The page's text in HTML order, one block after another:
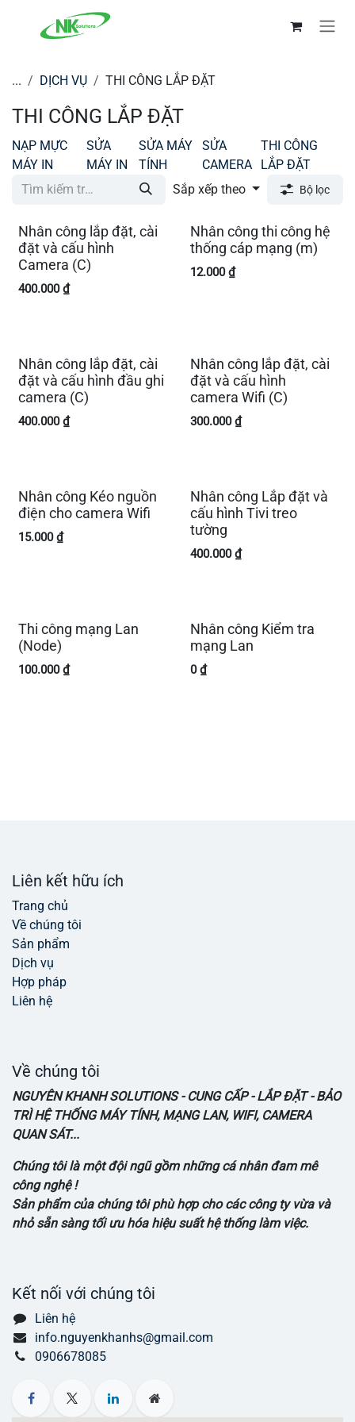
Bỏ qua để đến Nội dung
... DỊCH VỤ THI CÔNG LẮP ĐẶT
THI CÔNG LẮP ĐẶT
NẠP MỰC
MÁY IN
SỬA
MÁY IN
SỬA MÁY
TÍNH
SỬA
CAMERA
THI CÔNG
LẮP ĐẶT
Sắp xếp theo
Bộ lọc
Nhân công lắp đặt, cài
đặt và cấu hình
Camera (C)
400.000₫
Nhân công thi công hệ
thống cáp mạng (m)
12.000₫
Nhân công lắp đặt, cài
đặt và cấu hình đầu ghi
camera (C)
400.000₫
Nhân công lắp đặt, cài
đặt và cấu hình
camera Wifi (C)
300.000₫
Nhân công Kéo nguồn
điện cho camera Wifi
15.000₫
Nhân công Lắp đặt và
cấu hình Tivi treo
tường
400.000₫
Thi công mạng Lan
(Node)
100.000₫
Nhân công Kiểm tra
mạng Lan
0₫
Liên kết hữu ích
Trang chủ
Về chúng tôi
Sản phẩm
Dịch vụ
Hợp pháp
Liên hệ
Về chúng tôi
NGUYÊN KHANH SOLUTIONS - CUNG CẤP - LẮP ĐẶT - BẢO
TRÌ HỆ THỐNG MÁY TÍNH, MẠNG LAN, WIFI, CAMERA
QUAN SÁT...
Chúng tôi là một đội ngũ gồm những cá nhân đam mê
công nghệ !
Sản phẩm của chúng tôi phù hợp cho các công ty vừa và
nhỏ sẵn sàng tối ưu hóa hiệu suất hệ thống làm việc.
Kết nối với chúng tôi
Liên hệ
info.nguyenkhanhs@gmail.com
0906678085